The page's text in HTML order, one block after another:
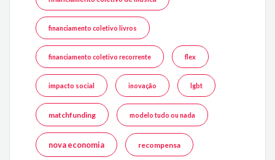
financiamento coletivo livros
financiamento coletivo recorrente flex
impacto social inovação lgbt
matchfunding modelo tudo ou nada
nova economia recompensa